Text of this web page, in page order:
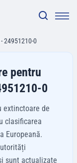
24951210-0
pentru
0
extinctoare de
clasificarea
Europeană.
sunt actualizate